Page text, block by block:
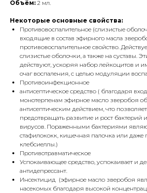
Объём: 2 мл.
Некоторые основные свойства:
Противовоспалительное (слизистые
входящие в состав эфирного масла
противовоспалительное свойство.
слизистые оболочки, а также на суставы.
действуют, ускоряя набор лейкоцитов и
очаг воспаления, с целью модуляции
Противоинфекционное
антисептическое средство ( благодаря
монотерпенам эфирное масло зверобоя
антисептическим действием, что
предотвращать развитие и рост бактерий и
вирусов. Пораженными бактериями
стафилококк, кишечная палочка или даже
клебсиеллы.)
Противотравматическое
Успокаивающее средство, успокаивает и
антидепрессант.
Инсектицид (эфирное масло зверобоя
насекомых благодаря высокой